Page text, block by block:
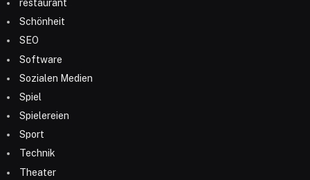
restaurant
Schönheit
SEO
Software
Sozialen Medien
Spiel
Spielereien
Sport
Technik
Theater